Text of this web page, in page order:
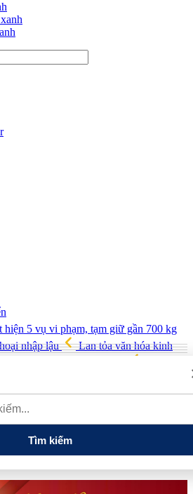
hiện 5 vụ vi phạm, tạm giữ gần 700 kg
nhập lậu
Lan tỏa văn hóa kinh
tại Hà Nội
hành và quản trị rủi ro của doanh nghiệp
Hạ tầng phải được chuẩn bị cho
Tìm kiếm